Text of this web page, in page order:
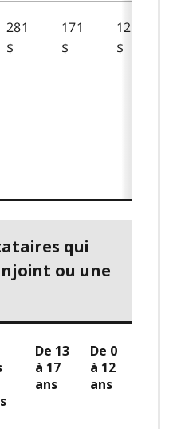
281
$
171
$
127
$
qui
ou une
De 13
à 17
ans
De 0
à 12
ans